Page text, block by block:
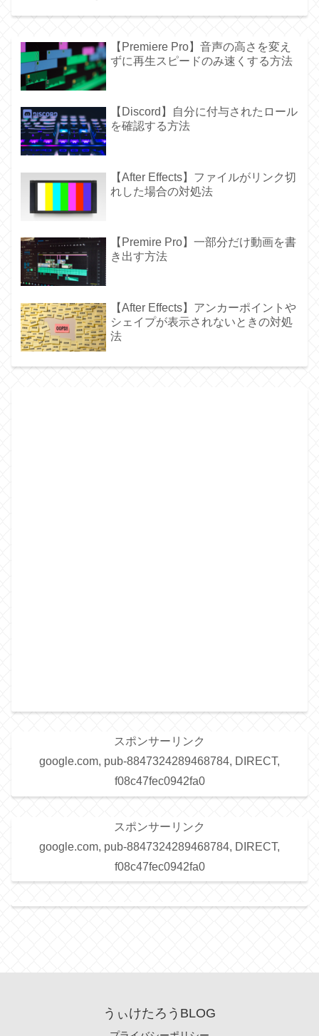
【Premiere Pro】音声の高さを変え
ずに再生スピードのみ速くする方法
【Discord】自分に付与されたロール
を確認する方法
【After Effects】ファイルがリンク切
れした場合の対処法
【Premire Pro】一部分だけ動画を書
き出す方法
【After Effects】アンカーポイントや
シェイプが表示されないときの対処
法
スポンサーリンク
google.com, pub-8847324289468784, DIRECT,
f08c47fec0942fa0
スポンサーリンク
google.com, pub-8847324289468784, DIRECT,
f08c47fec0942fa0
うぃけたろうBLOG